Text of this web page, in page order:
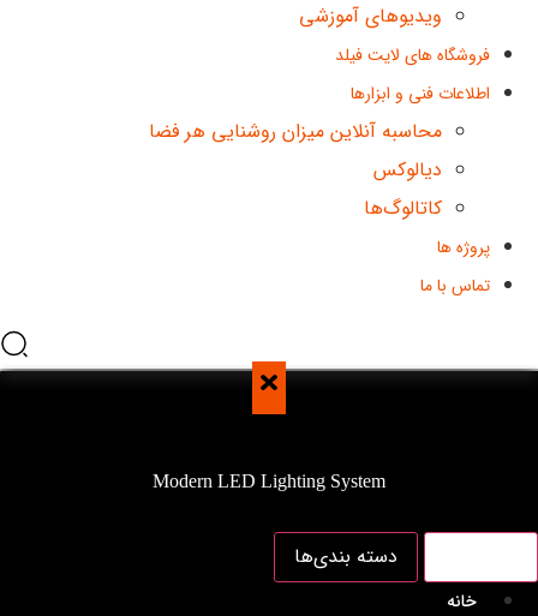
ویدیوهای آموزشی
فروشگاه های لایت فیلد
اطلاعات فنی و ابزارها
محاسبه آنلاین میزان روشنایی هر فضا
دیالوکس
کاتالوگ‌ها
پروژه ها
تماس با ما
Modern LED Lighting System
دسته بندی‌ها
خانه